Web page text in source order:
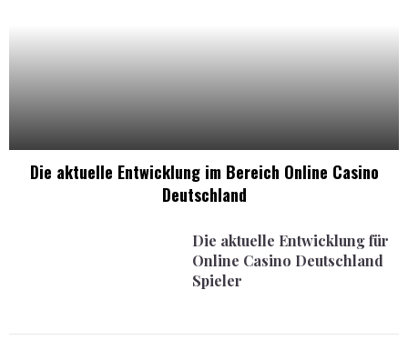
Die aktuelle Entwicklung im Bereich Online Casino
Deutschland
Die aktuelle Entwicklung für
Online Casino Deutschland
Spieler